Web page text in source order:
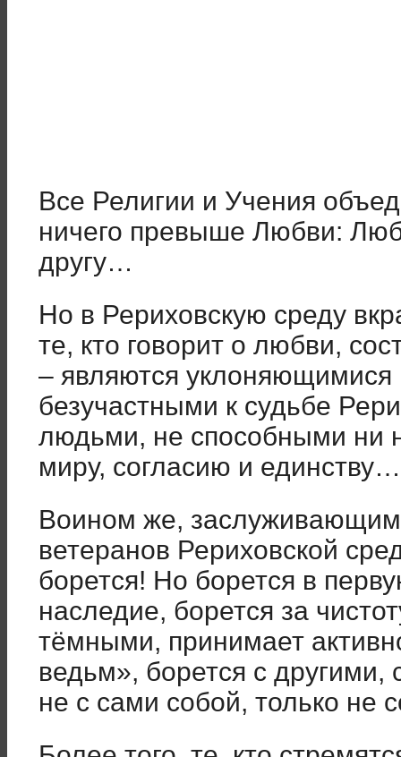
Все Религии и Учения
ничего превыше Любви:
другу…
Но в Рериховскую среду
те, кто говорит о любви,
– являются
безучастными к судьбе
людьми, не способными ни
миру, согласию и единству…
Воином же, заслуживающим
ветеранов Рериховской
борется! Но борется в
наследие, борется за
тёмными, принимает
ведьм», борется с
не с сами собой, только не